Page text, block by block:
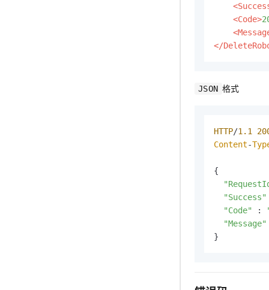
<Code>
</
JSON 格式
HTTP/1.1
Content-
{
"Success"
"Code"
:
"Message"
}